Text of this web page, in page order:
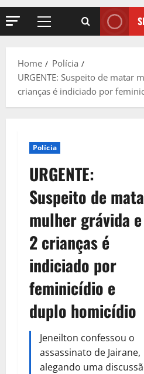
Primary
Home
Polícia
URGENTE: Suspeito de matar
crianças é indiciado por
Polícia
URGENTE:
Suspeito de
mulher grávida e
2 crianças é
indiciado por
feminicídio e
duplo homicídio
Jeneilton confessou o
assassinato de Jairane,
alegando uma